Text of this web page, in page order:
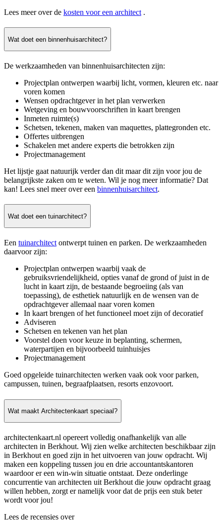
Lees meer over de kosten voor een architect .
Wat doet een binnenhuisarchitect?
De werkzaamheden van binnenhuisarchitecten zijn:
Projectplan ontwerpen waarbij licht, vormen, kleuren etc. naar
voren komen
Wensen opdrachtgever in het plan verwerken
Wetgeving en bouwvoorschriften in kaart brengen
Inmeten ruimte(s)
Schetsen, tekenen, maken van maquettes, plattegronden etc.
Offertes uitbrengen
Schakelen met andere experts die betrokken zijn
Projectmanagement
Het lijstje gaat natuurijk verder dan dit maar dit zijn voor jou de
belangrijkste zaken om te weten. Wil je nog meer informatie? Dat
kan! Lees snel meer over een binnenhuisarchitect.
Wat doet een tuinarchitect?
Een tuinarchitect ontwerpt tuinen en parken. De werkzaamheden
daarvoor zijn:
Projectplan ontwerpen waarbij vaak de
gebruiksvriendelijkheid, opties vanaf de grond of juist in de
lucht in kaart zijn, de bestaande begroeiing (als van
toepassing), de esthetiek natuurlijk en de wensen van de
opdrachtgever allemaal naar voren komen
In kaart brengen of het functioneel moet zijn of decoratief
Adviseren
Schetsen en tekenen van het plan
Voorstel doen voor keuze in beplanting, schermen,
waterpartijen en bijvoorbeeld tuinhuisjes
Projectmanagement
Goed opgeleide tuinarchitecten werken vaak ook voor parken,
campussen, tuinen, begraafplaatsen, resorts enzovoort.
Wat maakt Architectenkaart speciaal?
architectenkaart.nl opereert volledig onafhankelijk van alle
architecten in Berkhout. Wij zien welke architecten beschikbaar zijn
in Berkhout en goed zijn in het uitvoeren van jouw opdracht. Wij
maken een koppeling tussen jou en drie accountantskantoren
waardoor er een win-win situatie ontstaat. Deze onderlinge
concurrentie van architecten uit Berkhout die jouw opdracht graag
willen hebben, zorgt er namelijk voor dat de prijs een stuk beter
wordt voor jou!
Lees de recensies over